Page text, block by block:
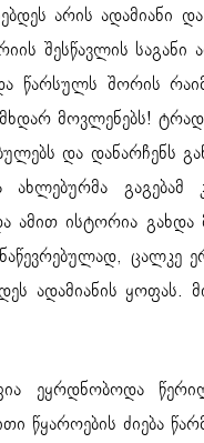
არის ადამიანი
შესწავლის
წარსულს შორის
მოვლენებს!
და დანარჩენს
ახლებურმა
ამით ისტორია გახდა
ცალკე
ადამიანის ყოფას.
ეყრდნობოდა
წყაროების ძიება